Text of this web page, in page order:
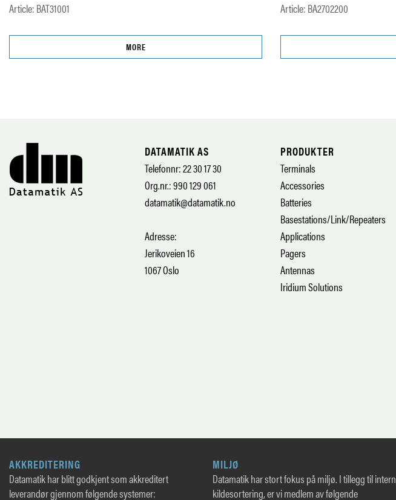
Article: BAT31001
MORE
Article: BA2702200
DATAMATIK AS
Telefonnr: 22 30 17 30
Org.nr.: 990 129 061
datamatik@datamatik.no
Adresse:
Jerikoveien 16
1067 Oslo
PRODUKTER
Terminals
Accessories
Batteries
Basestations/Link/Repeaters
Applications
Pagers
Antennas
Iridium Solutions
AKKREDITERING
Datamatik har blitt godkjent som akkreditert
leverandør gjennom følgende systemer:
MILJØ
Datamatik har stort fokus på miljø. I tillegg til intern
kildesortering, er vi medlem av følgende